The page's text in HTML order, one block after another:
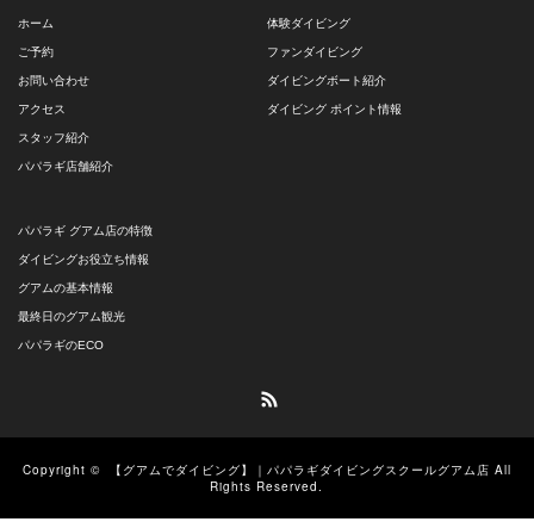
ホーム
ご予約
お問い合わせ
アクセス
スタッフ紹介
パパラギ店舗紹介
体験ダイビング
ファンダイビング
ダイビングボート紹介
ダイビング ポイント情報
パパラギ グアム店の特徴
ダイビングお役立ち情報
グアムの基本情報
最終日のグアム観光
パパラギのECO
Copyright © 【グアムでダイビング】｜パパラギダイビングスクールグアム店 All
Rights Reserved.